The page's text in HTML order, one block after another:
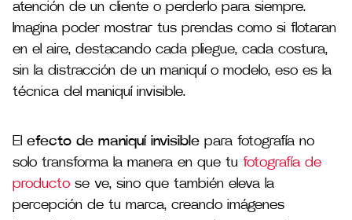
atención de un cliente o perderlo para siempre.
Imagina poder mostrar tus prendas como si flotaran
en el aire, destacando cada pliegue, cada costura,
sin la distracción de un maniquí o modelo, eso es la
técnica del maniquí invisible.
El efecto de maniquí invisible para fotografía no
solo transforma la manera en que tu fotografía de
producto se ve, sino que también eleva la
percepción de tu marca, creando imágenes